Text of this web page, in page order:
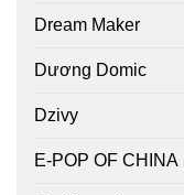
Dream Maker
Dương Domic
Dzivy
E-POP OF CHINA